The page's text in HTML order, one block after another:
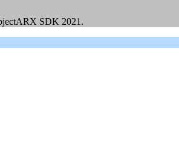
SDK 2021.